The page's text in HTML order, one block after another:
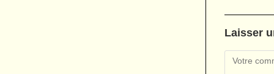
Laisser
Comment